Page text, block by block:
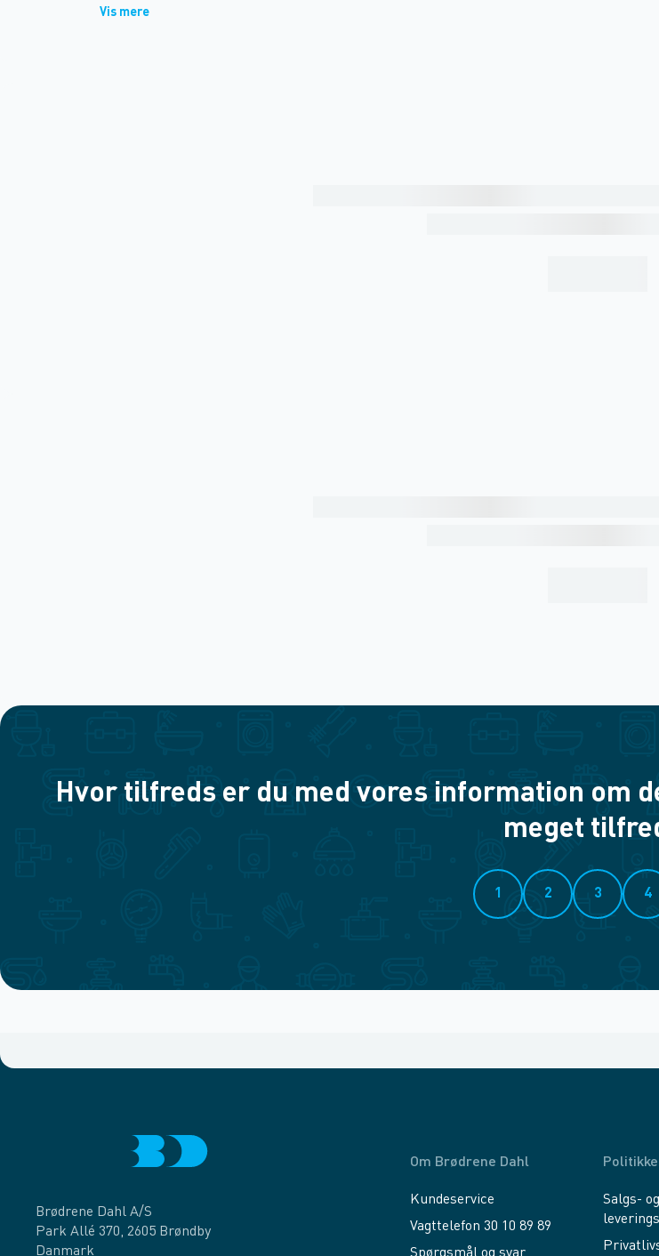
Vis mere
Hvor tilfreds er du med vores information om
meget
1 2 3 4
Brødrene Dahl A/S
Park Allé 370, 2605 Brøndby
Danmark
Om Brødrene Dahl
Kundeservice
Vagttelefon 30 10 89 89
Salgs- og